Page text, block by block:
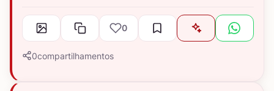
0
0compartilhamentos